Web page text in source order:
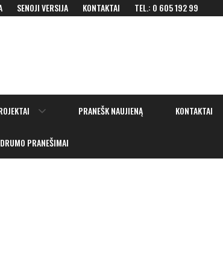
SENOJI VERSIJA KONTAKTAI TEL.: 0 605 192 99
Show
PRANEŠK NAUJIENĄ KONTAKTAI
PRANEŠIMAI